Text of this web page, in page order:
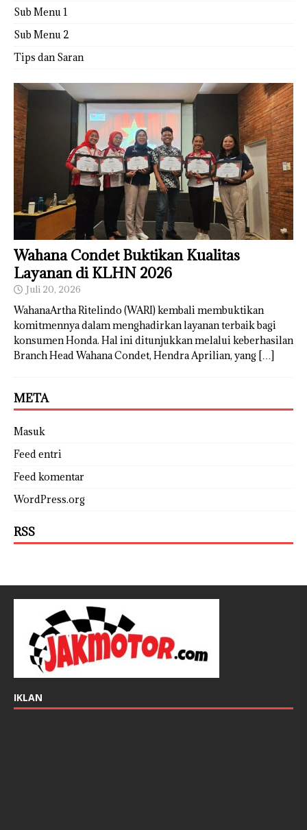
Sub Menu 1
Sub Menu 2
Tips dan Saran
Wahana Condet Buktikan Kualitas
Layanan di KLHN 2026
Juli 20, 2026
WahanaArtha Ritelindo (WARI) kembali membuktikan
komitmennya dalam menghadirkan layanan terbaik bagi
konsumen Honda. Hal ini ditunjukkan melalui keberhasilan
Branch Head Wahana Condet, Hendra Aprilian, yang […]
META
Masuk
Feed entri
Feed komentar
WordPress.org
RSS
IKLAN